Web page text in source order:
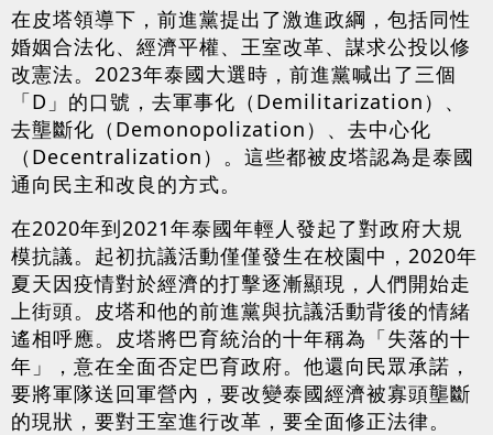
在皮塔領導下，前進黨提出了激進政綱，包括同性
婚姻合法化、經濟平權、王室改革、謀求公投以修
改憲法。2023年泰國大選時，前進黨喊出了三個
「D」的口號，去軍事化（Demilitarization）、
去壟斷化（Demonopolization）、去中心化
（Decentralization）。這些都被皮塔認為是泰國
通向民主和改良的方式。
在2020年到2021年泰國年輕人發起了對政府大規
模抗議。起初抗議活動僅僅發生在校園中，2020年
夏天因疫情對於經濟的打擊逐漸顯現，人們開始走
上街頭。皮塔和他的前進黨與抗議活動背後的情緒
遙相呼應。皮塔將巴育統治的十年稱為「失落的十
年」，意在全面否定巴育政府。他還向民眾承諾，
要將軍隊送回軍營內，要改變泰國經濟被寡頭壟斷
的現狀，要對王室進行改革，要全面修正法律。